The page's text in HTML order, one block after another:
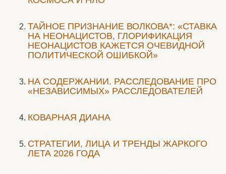
ТАЙНОЕ ПРИЗНАНИЕ ВОЛКОВА*: «СТАВКА
НА НЕОНАЦИСТОВ, ГЛОРИФИКАЦИЯ
НЕОНАЦИСТОВ КАЖЕТСЯ ОЧЕВИДНОЙ
ПОЛИТИЧЕСКОЙ ОШИБКОЙ»
НА СОДЕРЖАНИИ. РАССЛЕДОВАНИЕ ПРО
«НЕЗАВИСИМЫХ» РАССЛЕДОВАТЕЛЕЙ
КОВАРНАЯ ДИАНА
СТРАТЕГИИ, ЛИЦА И ТРЕНДЫ ЖАРКОГО
ЛЕТА 2026 ГОДА